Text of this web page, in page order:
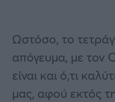
Ωστόσο, το
απόγευμα, με τον
είναι και ό,τι
μας, αφού εκτός